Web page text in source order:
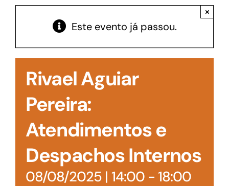
Acesso à Informação
Este evento já passou.
×
Rivael Aguiar
Pereira:
Atendimentos e
Despachos Internos
08/08/2025 | 14:00- 18:00